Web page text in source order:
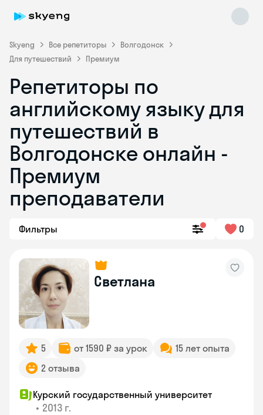
Skyeng Все репетиторы
Волгодонск
Для путешествий
Премиум
Репетиторы по
английскому языку для
путешествий в
Волгодонске онлайн -
Премиум
преподаватели
Фильтры 0
Светлана
5 от 1590 ₽ за урок
15 лет опыта
2 отзыва
Курский государственный университет
• 2013 г.
Skyeng Chat